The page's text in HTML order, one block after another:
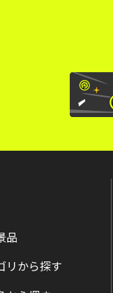
品
リから探す